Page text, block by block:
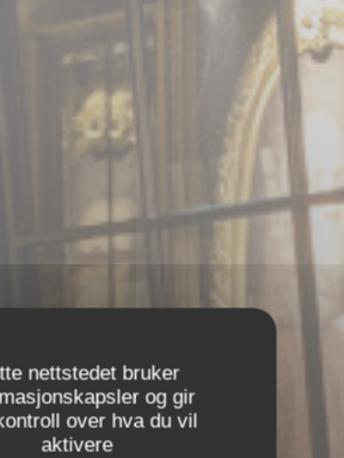
nettstedet bruker
og gir
over hva du vil
aktivere